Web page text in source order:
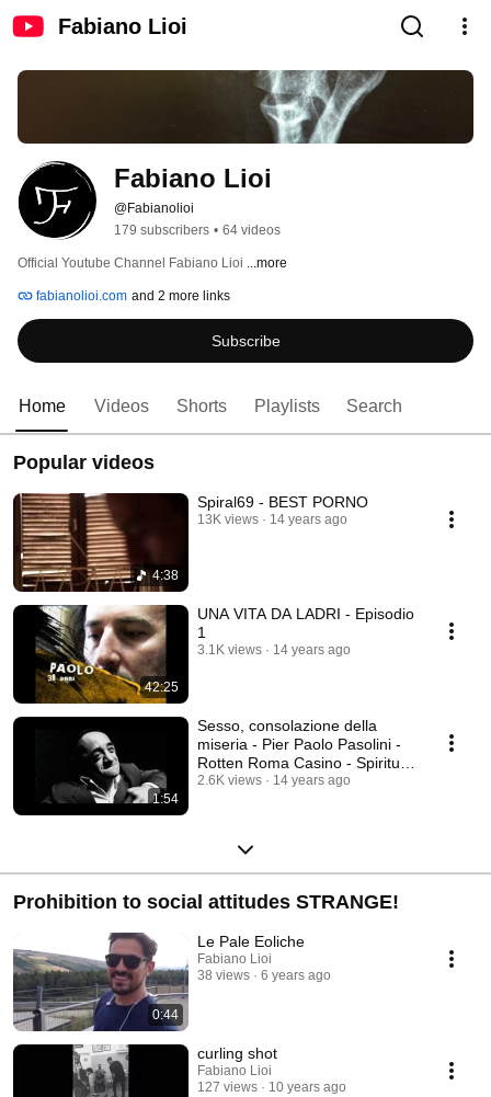
Fabiano Lioi
Fabiano Lioi
@Fabianolioi
179 subscribers • 64 videos
Official Youtube Channel Fabiano Lioi ...more
fabianolioi.com and 2 more links
Subscribe
Home Videos Shorts Playlists Search
Popular videos
4:38
Spiral69 - BEST PORNO
13K views 14 years ago
42:25
UNA VITA DA LADRI - Episodio
1
3.1K views 14 years ago
1:54
Sesso, consolazione della
miseria - Pier Paolo Pasolini -
Rotten Roma Casino - Spiritual
Front
2.6K views 14 years ago
Prohibition to social attitudes STRANGE!
0:44
Le Pale Eoliche
Fabiano Lioi
38 views
6 years ago
curling shot
Fabiano Lioi
127 views
10 years ago